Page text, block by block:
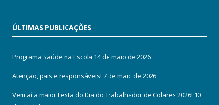
ÚLTIMAS PUBLICAÇÕES
Programa Saúde na Escola 14 de maio de 2026
Atenção, pais e responsáveis! 7 de maio de 2026
Vem aí a maior Festa do Dia do Trabalhador de Colares 2026! 10